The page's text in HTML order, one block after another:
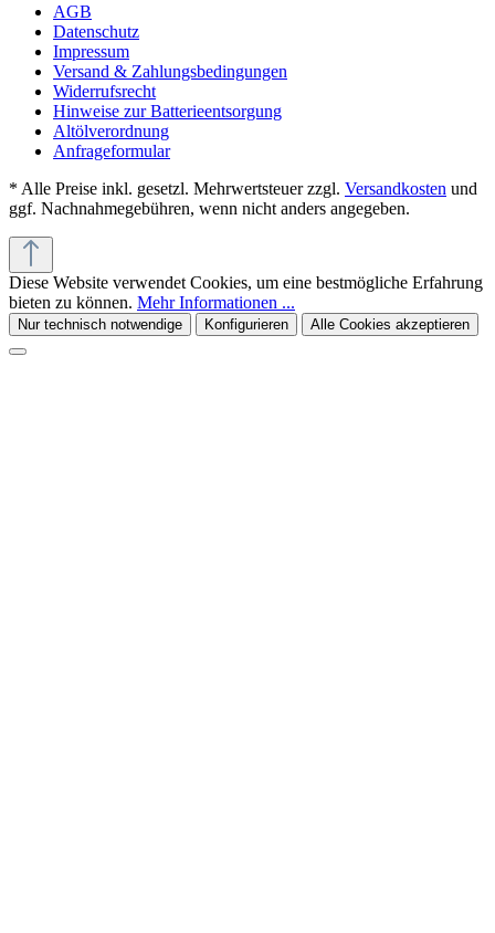
AGB
Datenschutz
Impressum
Versand & Zahlungsbedingungen
Widerrufsrecht
Hinweise zur Batterieentsorgung
Altölverordnung
Anfrageformular
* Alle Preise inkl. gesetzl. Mehrwertsteuer zzgl. Versandkosten und
ggf. Nachnahmegebühren, wenn nicht anders angegeben.
Diese Website verwendet Cookies, um eine bestmögliche Erfahrung
bieten zu können. Mehr Informationen ...
Nur technisch notwendige Konfigurieren Alle Cookies akzeptieren